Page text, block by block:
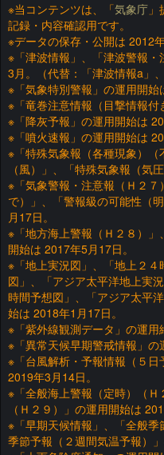
※当コンテンツは、「気象庁
記録・内容確認用です。
※データの保存・公開は 2012
※「津波情報」、「津波警報
3月。（代替：「津波情報a」
※「気象特別警報」の運用開始
※「竜巻注意情報（目撃情報付
※「降灰予報」の運用開始は
※「噴火速報」の運用開始は
※「特殊気象報（各種現象）
（風）」、「特殊気象報（気
※「気象警報・注意報（Ｈ２
で）」、「警報級の可能性（
月17日。
※「地方海上警報（Ｈ２８）
開始は 2017年5月17日。
※「地上実況図」、「地上２
図」、「アジア太平洋地上実
時間予想図」、「アジア太平
始は 2018年1月17日。
※「紫外線観測データ」の運用
※「異常天候早期警戒情報」の
※「台風解析・予報情報（５
2019年3月14日。
※「全般海上警報（定時）（Ｈ
（Ｈ２９）」の運用開始は
※「早期天候情報」、「全般
季節予報（２週間気温予報）